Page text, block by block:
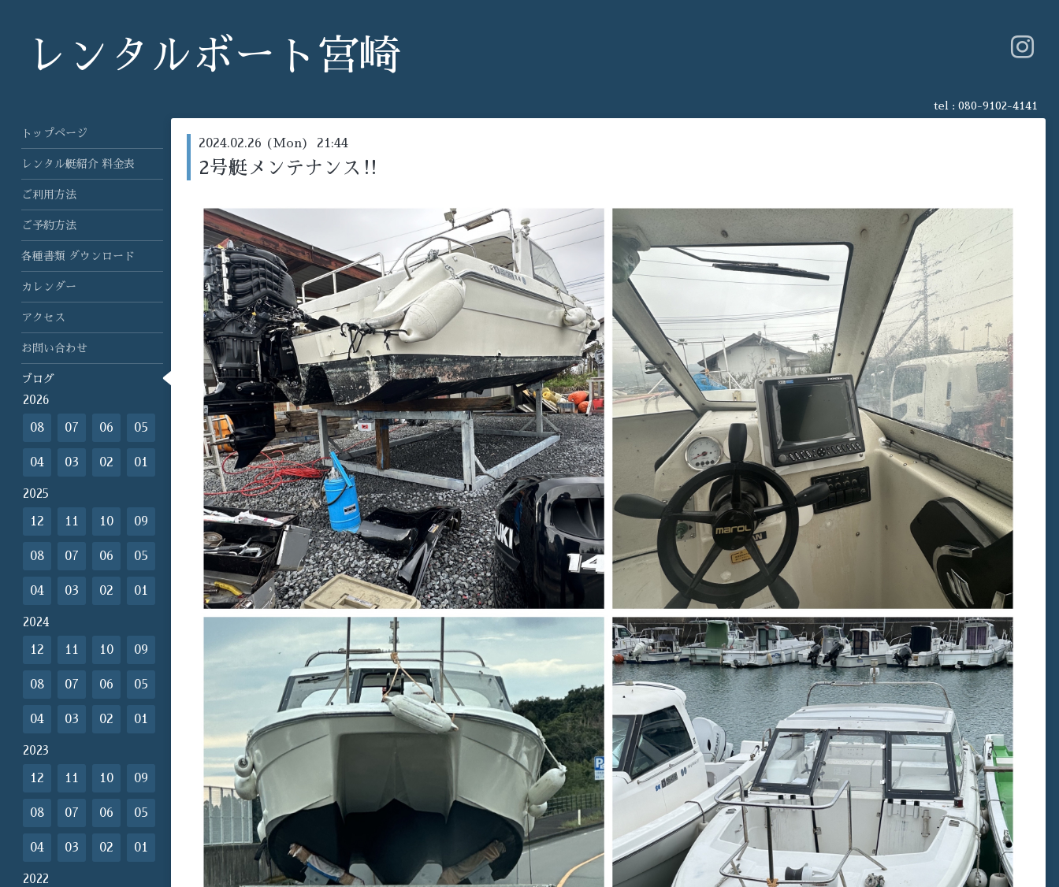
レンタルボート宮崎
tel : 080-9102-4141
2024.02.26 (Mon) 21:44
2号艇メンテナンス‼️
トップページ
レンタル艇紹介 料金表
ご利用方法
ご予約方法
各種書類 ダウンロード
カレンダー
アクセス
お問い合わせ
ブログ
2026
08 07 06 05
04 03 02 01
2025
12 11 10 09
08 07 06 05
04 03 02 01
2024
12 11 10 09
08 07 06 05
04 03 02 01
2023
12 11 10 09
08 07 06 05
04 03 02 01
2022